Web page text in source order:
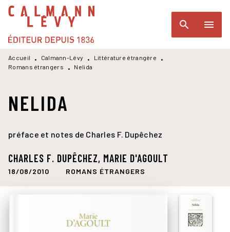
MENU RECHERCHE
PIED DE PAGE
search menu
Accueil • Calmann-Lévy • Littérature étrangère
•
Romans étrangers
• Nelida
NELIDA
préface et notes de Charles F. Dupêchez
CHARLES F. DUPÊCHEZ, MARIE D'AGOULT
18/08/2010 ROMANS ÉTRANGERS